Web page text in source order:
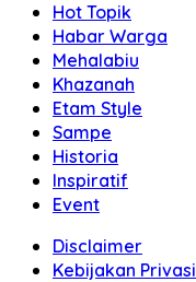
Hot Topik
Habar Warga
Mehalabiu
Khazanah
Etam Style
Sampe
Historia
Inspiratif
Event
Disclaimer
Kebijakan Privasi